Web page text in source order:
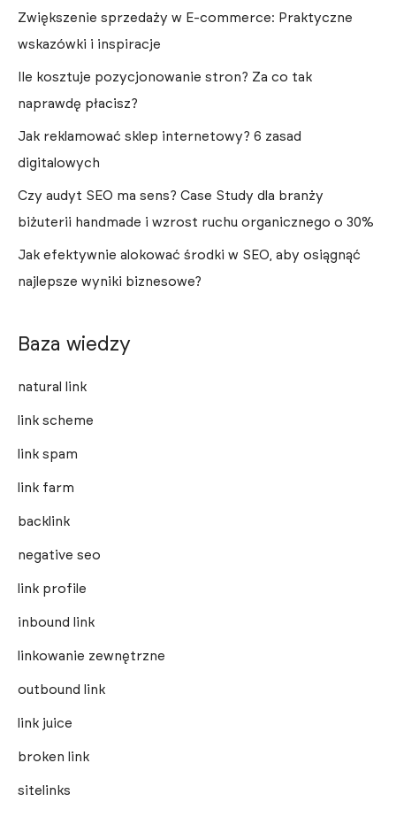
Zwiększenie sprzedaży w E-commerce: Praktyczne
wskazówki i inspiracje
Ile kosztuje pozycjonowanie stron? Za co tak
naprawdę płacisz?
Jak reklamować sklep internetowy? 6 zasad
digitalowych
Czy audyt SEO ma sens? Case Study dla branży
biżuterii handmade i wzrost ruchu organicznego o 30%
Jak efektywnie alokować środki w SEO, aby osiągnąć
najlepsze wyniki biznesowe?
Baza wiedzy
natural link
link scheme
link spam
link farm
backlink
negative seo
link profile
inbound link
linkowanie zewnętrzne
outbound link
link juice
broken link
sitelinks